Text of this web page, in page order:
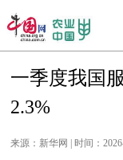
一季度我国
2.3%
来源：新华网 | 时间：